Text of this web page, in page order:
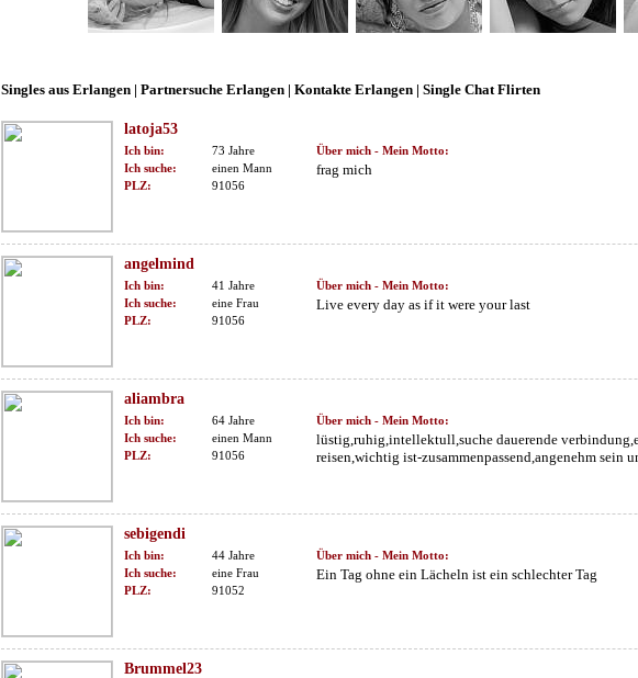
Singles aus Erlangen | Partnersuche Erlangen | Kontakte Erlangen | Single Chat Flirten
latoja53
Ich bin:
73 Jahre
Ich suche:
einen Mann
PLZ:
91056
Über mich - Mein Motto:
frag mich
angelmind
Ich bin:
41 Jahre
Ich suche:
eine Frau
PLZ:
91056
Über mich - Mein Motto:
Live every day as if it were your last
aliambra
Ich bin:
64 Jahre
Ich suche:
einen Mann
PLZ:
91056
Über mich - Mein Motto:
lüstig,ruhig,intellektull,suche dauerende
reisen,wichtig ist-zusammenpassend,angenehm sein
sebigendi
Ich bin:
44 Jahre
Ich suche:
eine Frau
PLZ:
91052
Über mich - Mein Motto:
Ein Tag ohne ein Lächeln ist ein schlechter Tag
Brummel23